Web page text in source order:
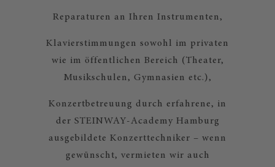
Reparaturen an Ihren Instrumenten,
Klavierstimmungen sowohl im privaten
wie im öffentlichen Bereich (Theater,
Musikschulen, Gymnasien etc.),
Konzertbetreuung durch erfahrene, in
der STEINWAY-Academy Hamburg
ausgebildete Konzerttechniker – wenn
gewünscht, vermieten wir auch